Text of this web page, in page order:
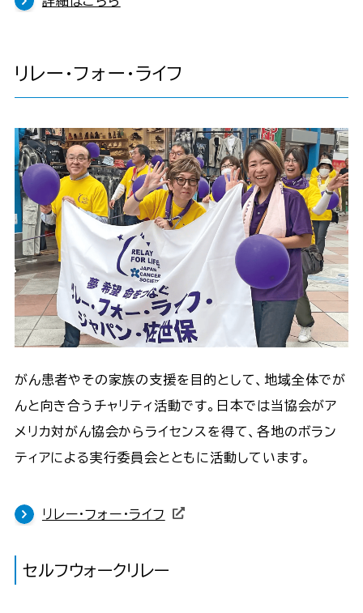
リレー・フォー・ライフ
がん患者やその家族の支援を目的として、地域全体でが
んと向き合うチャリティ活動です。日本では当協会がア
メリカ対がん協会からライセンスを得て、各地のボラン
ティアによる実行委員会とともに活動しています。
リレー・フォー・ライフ
セルフウォークリレー